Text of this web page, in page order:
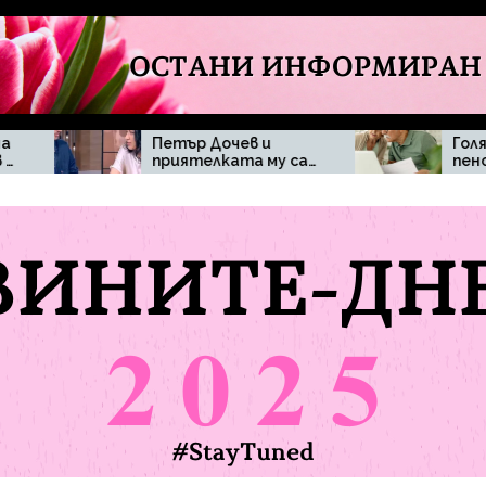
Петър Дочев и
приятелката му са
се разделили,
Голям брой
пенсионери могат
да бъдат засегнати